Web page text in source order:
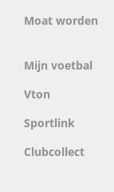
Moat worden
Mijn voetbal
Vton
Sportlink
Clubcollect